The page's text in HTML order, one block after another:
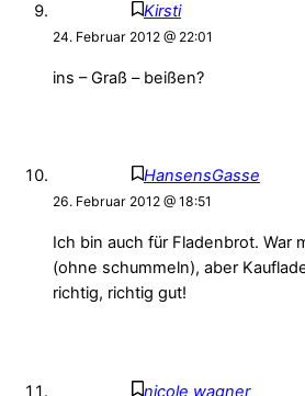
Kirsti
24. Februar 2012 @ 22:01
ins – Graß – beißen?
HansensGasse
26. Februar 2012 @ 18:51
Ich bin auch für Fladenbrot. War
(ohne schummeln), aber
richtig, richtig gut!
nicole wagner